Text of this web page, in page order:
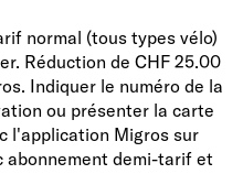
normal (tous types vélo)
Réduction de CHF 25.00
Indiquer le numéro de la
ou présenter la carte
l'application Migros sur
abonnement demi-tarif et